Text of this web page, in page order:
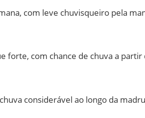
com leve chuvisqueiro pela
forte, com chance de chuva a
considerável ao longo da